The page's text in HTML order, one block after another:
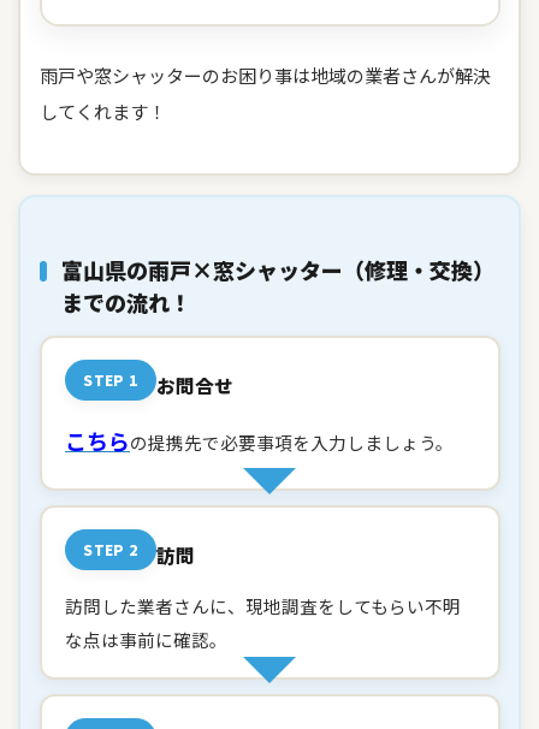
雨戸や窓シャッターのお困り事は地域の業者さんが解決
してくれます！
富山県の雨戸×窓シャッター（修理・交換）
までの流れ！
STEP 1 お問合せ
こちらの提携先で必要事項を入力しましょう。
STEP 2 訪問
訪問した業者さんに、現地調査をしてもらい不明
な点は事前に確認。